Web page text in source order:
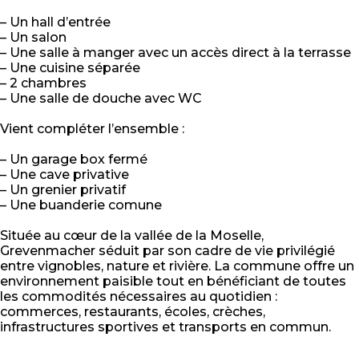
– Un hall d’entrée
– Un salon
– Une salle à manger avec un accès direct à la terrasse
– Une cuisine séparée
– 2 chambres
– Une salle de douche avec WC
Vient compléter l’ensemble :
– Un garage box fermé
– Une cave privative
– Un grenier privatif
– Une buanderie comune
Située au cœur de la vallée de la Moselle,
Grevenmacher séduit par son cadre de vie privilégié
entre vignobles, nature et rivière. La commune offre un
environnement paisible tout en bénéficiant de toutes
les commodités nécessaires au quotidien :
commerces, restaurants, écoles, crèches,
infrastructures sportives et transports en commun.